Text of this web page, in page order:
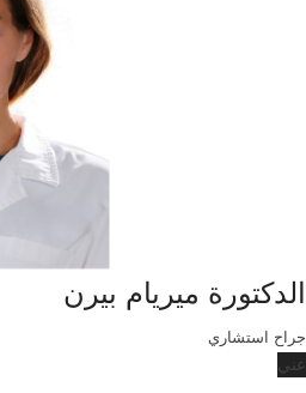
الدكتورة ميريام بيرن
جراح استشاري
عني